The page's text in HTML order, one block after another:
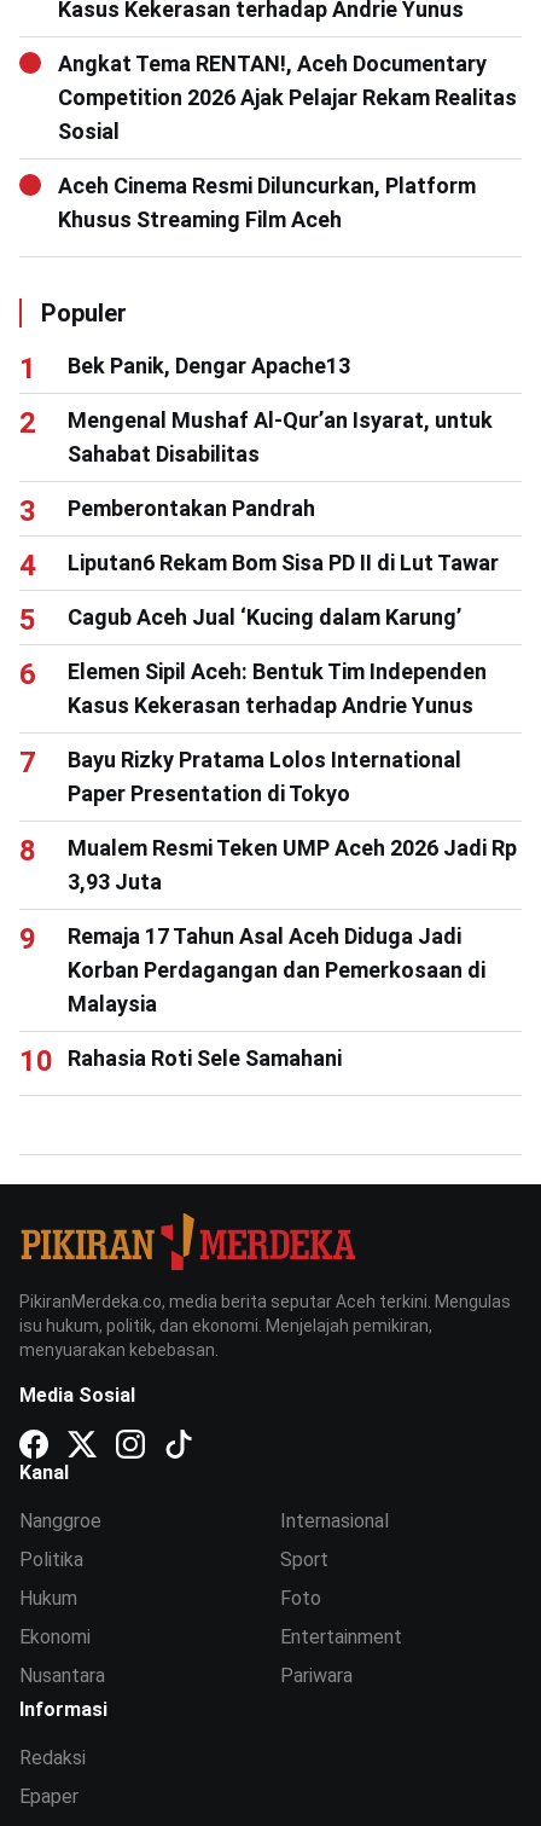
Kasus Kekerasan terhadap Andrie Yunus
Angkat Tema RENTAN!, Aceh Documentary
Competition 2026 Ajak Pelajar Rekam Realitas
Sosial
Aceh Cinema Resmi Diluncurkan, Platform
Khusus Streaming Film Aceh
Populer
Bek Panik, Dengar Apache13
Mengenal Mushaf Al-Qur’an Isyarat, untuk
Sahabat Disabilitas
Pemberontakan Pandrah
Liputan6 Rekam Bom Sisa PD II di Lut Tawar
Cagub Aceh Jual ‘Kucing dalam Karung’
Elemen Sipil Aceh: Bentuk Tim Independen
Kasus Kekerasan terhadap Andrie Yunus
Bayu Rizky Pratama Lolos International
Paper Presentation di Tokyo
Mualem Resmi Teken UMP Aceh 2026 Jadi Rp
3,93 Juta
Remaja 17 Tahun Asal Aceh Diduga Jadi
Korban Perdagangan dan Pemerkosaan di
Malaysia
Rahasia Roti Sele Samahani
PikiranMerdeka.co, media berita seputar Aceh terkini. Mengulas
isu hukum, politik, dan ekonomi. Menjelajah pemikiran,
menyuarakan kebebasan.
Media Sosial
Kanal
Nanggroe
Politika
Hukum
Ekonomi
Nusantara
Internasional
Sport
Foto
Entertainment
Pariwara
Informasi
Redaksi
Epaper